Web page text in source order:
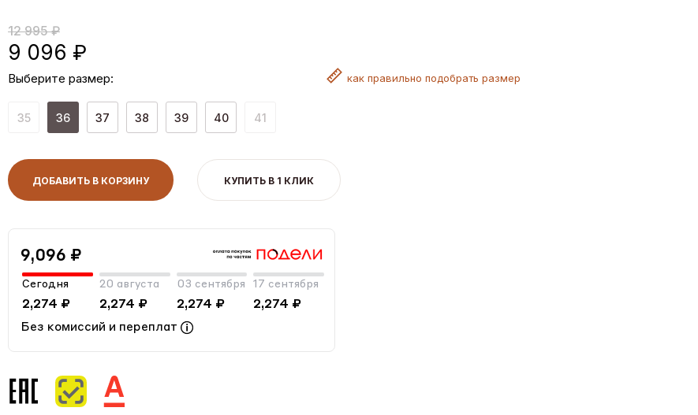
12 995 ₽
9 096 ₽
Выберите размер: как правильно подобрать размер
35 36 37 38 39 40 41
ДОБАВИТЬ В КОРЗИНУ КУПИТЬ В 1 КЛИК
9,096 ₽
Сегодня
2,274 ₽
20 августа
2,274 ₽
03 сентября
2,274 ₽
17 сентября
2,274 ₽
Без комиссий и переплат